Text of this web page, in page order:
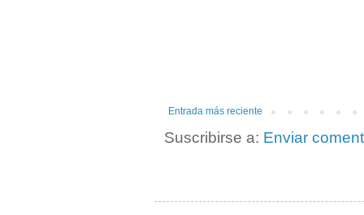
Entrada más reciente
Suscribirse a: Enviar